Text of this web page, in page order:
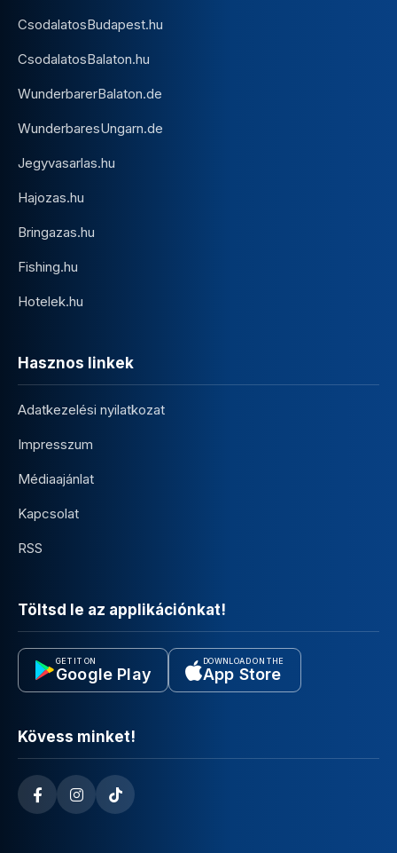
CsodalatosBudapest.hu
CsodalatosBalaton.hu
WunderbarerBalaton.de
WunderbaresUngarn.de
Jegyvasarlas.hu
Hajozas.hu
Bringazas.hu
Fishing.hu
Hotelek.hu
Hasznos linkek
Adatkezelési nyilatkozat
Impresszum
Médiaajánlat
Kapcsolat
RSS
Töltsd le az applikációnkat!
GET IT ON
Google Play
DOWNLOAD ON THE
App Store
Kövess minket!